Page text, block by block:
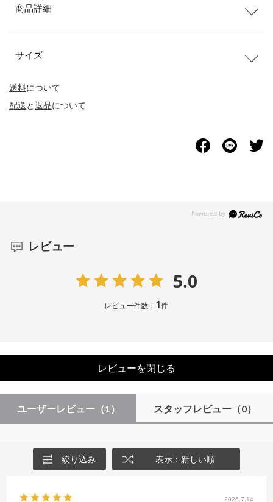
送料について
配送と返品について
商品詳細
サイズ
レビュー
5.0
レビュー件数： 1件
レビューを閉じる
ユーザーレビュー （1） スタッフレビュー（0）
絞り込み 表示：新しい順
2026.7.14